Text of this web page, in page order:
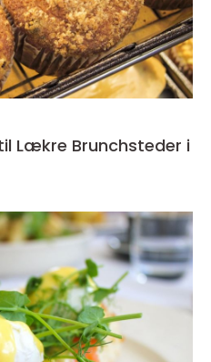
Lækre Brunchsteder i